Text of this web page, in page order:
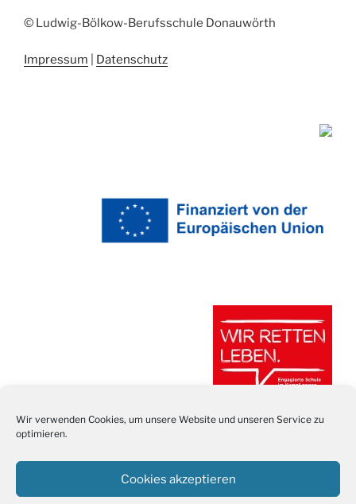
Wir verwenden Cookies, um unsere Website und unseren Service zu
optimieren.
Cookies akzeptieren
© Ludwig-Bölkow-Berufsschule Donauwörth
Impressum Datenschutz